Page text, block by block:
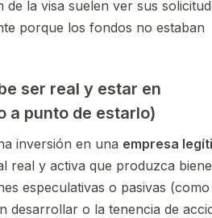
de la visa suelen ver sus
porque los fondos no estaban
ser real y estar en
a punto de estarlo)
inversión en una empresa
real y activa que produzca
especulativas o pasivas
desarrollar o la tenencia de